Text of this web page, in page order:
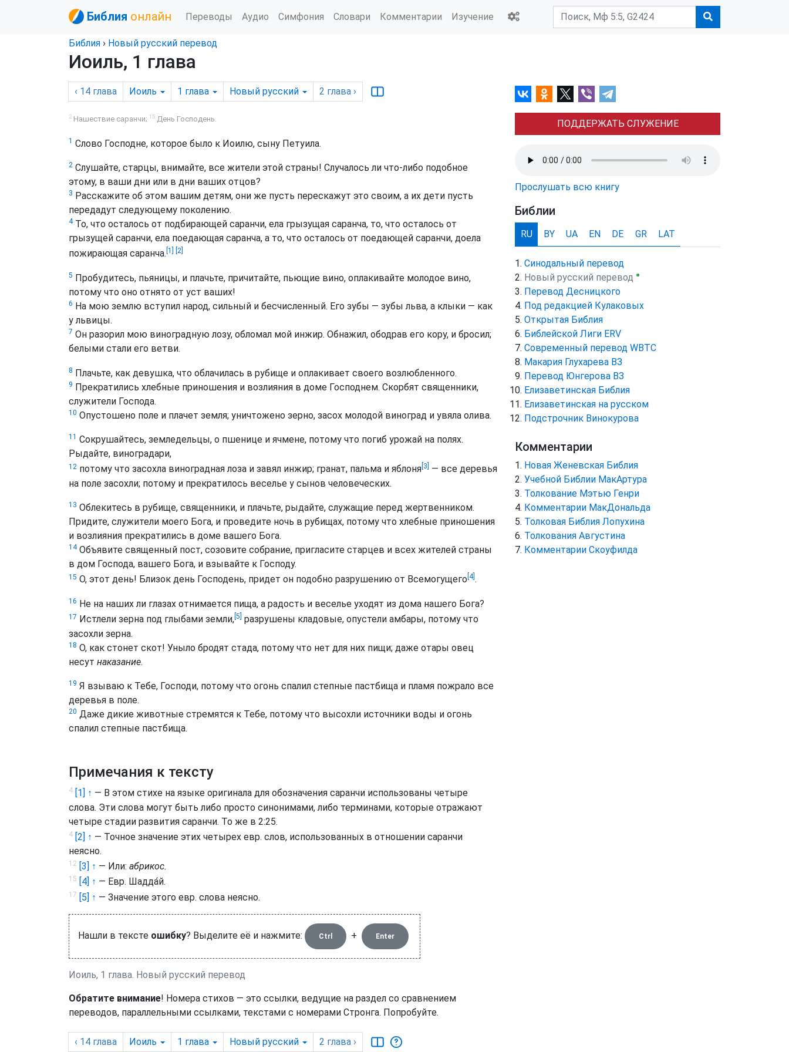
Библия онлайн Переводы Аудио Симфония Словари Комментарии Изучение
Библия › Новый русский перевод
Иоиль, 1 глава
‹ 14 глава Иоиль 1 глава Новый русский 2 глава ›
2 Нашествие саранчи; 15 День Господень.
1 Слово Господне, которое было к Иоилю, сыну Петуила.
2 Слушайте, старцы, внимайте, все жители этой страны! Случалось ли что-либо подобное
этому, в ваши дни или в дни ваших отцов?
3 Расскажите об этом вашим детям, они же пусть перескажут это своим, а их дети пусть
передадут следующему поколению.
4То, что осталось от подбирающей саранчи, ела грызущая саранча, то, что осталось от
грызущей саранчи, ела поедающая саранча, а то, что осталось от поедающей саранчи, доела
пожирающая саранча. [1] [2]
5 Пробудитесь, пьяницы, и плачьте, причитайте, пьющие вино, оплакивайте молодое вино,
потому что оно отнято от уст ваших!
6 На мою землю вступил народ, сильный и бесчисленный. Его зубы — зубы льва, а клыки — как
у львицы.
7 Он разорил мою виноградную лозу, обломал мой инжир. Обнажил, ободрав его кору, и бросил;
белыми стали его ветви.
8 Плачьте, как девушка, что облачилась в рубище и оплакивает своего возлюбленного.
9 Прекратились хлебные приношения и возлияния в доме Господнем. Скорбят священники,
служители Господа.
10 Опустошено поле и плачет земля; уничтожено зерно, засох молодой виноград и увяла олива.
11 Сокрушайтесь, земледельцы, о пшенице и ячмене, потому что погиб урожай на полях.
Рыдайте, виноградари,
12 потому что засохла виноградная лоза и завял инжир; гранат, пальма и яблоня [3]
— все деревья
на поле засохли; потому и прекратилось веселье у сынов человеческих.
13 Облекитесь в рубище, священники, и плачьте, рыдайте, служащие перед жертвенником.
Придите, служители моего Бога, и проведите ночь в рубищах, потому что хлебные приношения
и возлияния прекратились в доме вашего Бога.
14Объявите священный пост, созовите собрание, пригласите старцев и всех жителей страны
в дом Господа, вашего Бога, и взывайте к Господу.
15 О, этот день! Близок день Господень, придет он подобно разрушению от Всемогущего [4].
16 Не на наших ли глазах отнимается пища, а радость и веселье уходят из дома нашего Бога?
17 Истлели зерна под глыбами земли, [5] разрушены кладовые, опустели амбары, потому что
засохли зерна.
18 О, как стонет скот! Уныло бродят стада, потому что нет для них пищи; даже отары овец
несут наказание.
19 Я взываю к Тебе, Господи, потому что огонь спалил степные пастбища и пламя пожрало все
деревья в поле.
20 Даже дикие животные стремятся к Тебе, потому что высохли источники воды и огонь
спалил степные пастбища.
Примечания к тексту
4 [1] ↑ — В этом стихе на языке оригинала для обозначения саранчи использованы четыре
слова. Эти слова могут быть либо просто синонимами, либо терминами, которые отражают
четыре стадии развития саранчи. То же в 2:25.
4 [2] ↑ — Точное значение этих четырех евр. слов, использованных в отношении саранчи
неясно.
12 [3] ↑ — Или: абрикос.
15 [4] ↑ — Евр. Шадда́й.
17 [5] ↑ — Значение этого евр. слова неясно.
Нашли в тексте ошибку? Выделите её и нажмите: Ctrl + Enter
Иоиль, 1 глава. Новый русский перевод
Обратите внимание! Номера стихов — это ссылки, ведущие на раздел со сравнением
переводов, параллельными ссылками, текстами с номерами Стронга. Попробуйте.
‹ 14 глава Иоиль 1 глава Новый русский 2 глава ›
ПОДДЕРЖАТЬ СЛУЖЕНИЕ
Прослушать всю книгу
Библии
RU BY UA EN DE GR LAT
Синодальный перевод
Новый русский перевод ●
Перевод Десницкого
Под редакцией Кулаковых
Открытая Библия
Библейской Лиги ERV
Cовременный перевод WBTC
Макария Глухарева ВЗ
Перевод Юнгерова ВЗ
Елизаветинская Библия
Елизаветинская на русском
Подстрочник Винокурова
Комментарии
Новая Женевская Библия
Учебной Библии МакАртура
Толкование Мэтью Генри
Комментарии МакДональда
Толковая Библия Лопухина
Толкования Августина
Комментарии Скоуфилда